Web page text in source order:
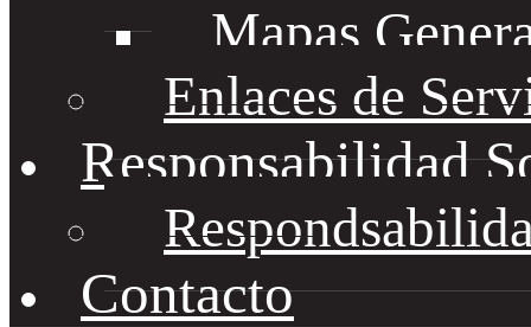
Mapas
Enlaces de
Responsabilidad
Contacto